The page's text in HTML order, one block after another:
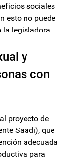
sociales
esto no puede
la legisladora.
y
con
proyecto de
Saadi), que
adecuada
para